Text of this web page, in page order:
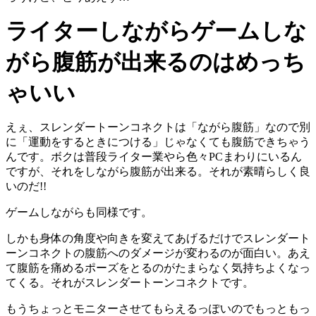
ライターしながらゲームしな
がら腹筋が出来るのはめっち
ゃいい
えぇ、スレンダートーンコネクトは「ながら腹筋」なので別
に「運動をするときにつける」じゃなくても腹筋できちゃう
んです。ボクは普段ライター業やら色々PCまわりにいるん
ですが、それをしながら腹筋が出来る。それが素晴らしく良
いのだ!!
ゲームしながらも同様です。
しかも身体の角度や向きを変えてあげるだけでスレンダート
ーンコネクトの腹筋へのダメージが変わるのが面白い。あえ
て腹筋を痛めるポーズをとるのがたまらなく気持ちよくなっ
てくる。それがスレンダートーンコネクトです。
もうちょっとモニターさせてもらえるっぽいのでもっともっ